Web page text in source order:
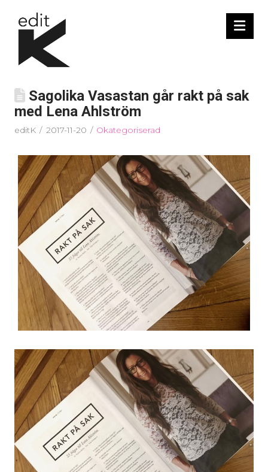
Sagolika Vasastan går rakt på sak
med Lena Ahlström
editK 2017-11-20 Okategoriserad